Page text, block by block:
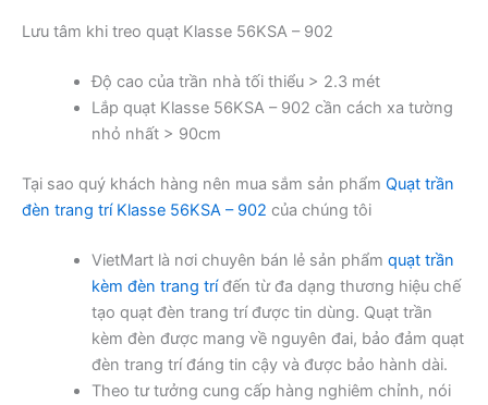
Lưu tâm khi treo quạt Klasse 56KSA – 902
Độ cao của trần nhà tối thiểu > 2.3 mét
Lắp quạt Klasse 56KSA – 902 cần cách xa tường
nhỏ nhất > 90cm
Tại sao quý khách hàng nên mua sắm sản phẩm Quạt trần
đèn trang trí Klasse 56KSA – 902 của chúng tôi
VietMart là nơi chuyên bán lẻ sản phẩm quạt trần
kèm đèn trang tríđến từ đa dạng thương hiệu chế
tạo quạt đèn trang trí được tin dùng. Quạt trần
kèm đèn được mang về nguyên đai, bảo đảm quạt
đèn trang trí đáng tin cậy và được bảo hành dài.
Theo tư tưởng cung cấp hàng nghiêm chỉnh, nói